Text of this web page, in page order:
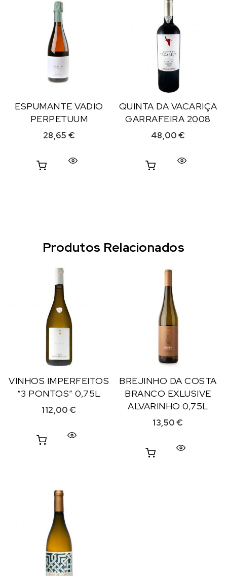
ESPUMANTE VADIO
PERPETUUM
28,65 €
QUINTA DA VACARIÇA
GARRAFEIRA 2008
48,00€
Produtos Relacionados
VINHOS IMPERFEITOS
“3 PONTOS” 0,75L
112,00€
BREJINHO DA COSTA
BRANCO EXLUSIVE
ALVARINHO 0,75L
13,50€